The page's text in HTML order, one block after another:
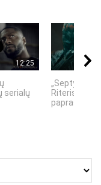
12:25
serialų
„Septynių
Riteris" – kai